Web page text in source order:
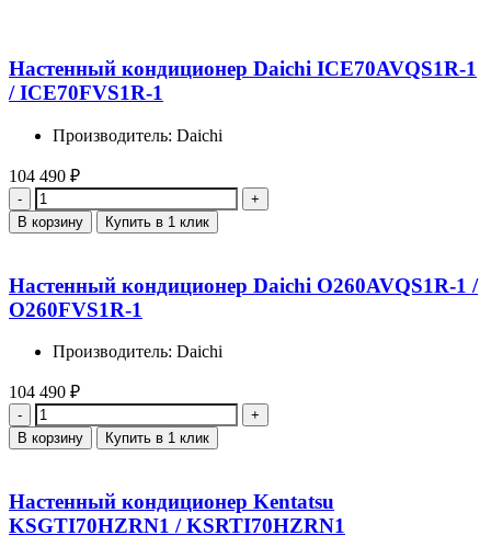
Настенный кондиционер Daichi ICE70AVQS1R-1
/ ICE70FVS1R-1
Производитель: Daichi
104 490 ₽
Количество
В корзину Купить в 1 клик
Настенный кондиционер Daichi O260AVQS1R-1 /
O260FVS1R-1
Производитель: Daichi
104 490 ₽
Количество
В корзину Купить в 1 клик
Настенный кондиционер Kentatsu
KSGTI70HZRN1 / KSRTI70HZRN1